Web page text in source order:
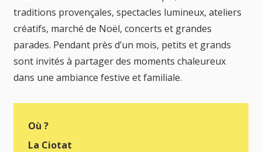
traditions provençales, spectacles lumineux, ateliers
créatifs, marché de Noël, concerts et grandes
parades. Pendant près d’un mois, petits et grands
sont invités à partager des moments chaleureux
dans une ambiance festive et familiale.
Où ?
La Ciotat